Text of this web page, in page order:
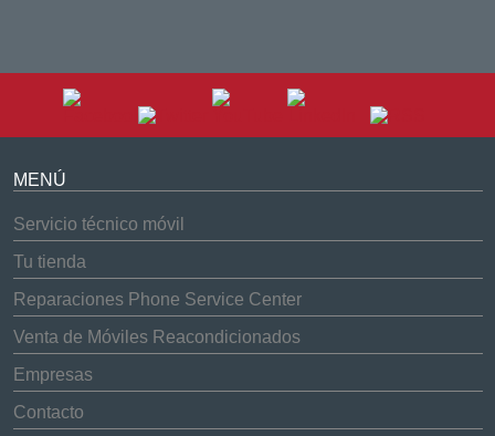
MENÚ
Servicio técnico móvil
Tu tienda
Reparaciones Phone Service Center
Venta de Móviles Reacondicionados
Empresas
Contacto